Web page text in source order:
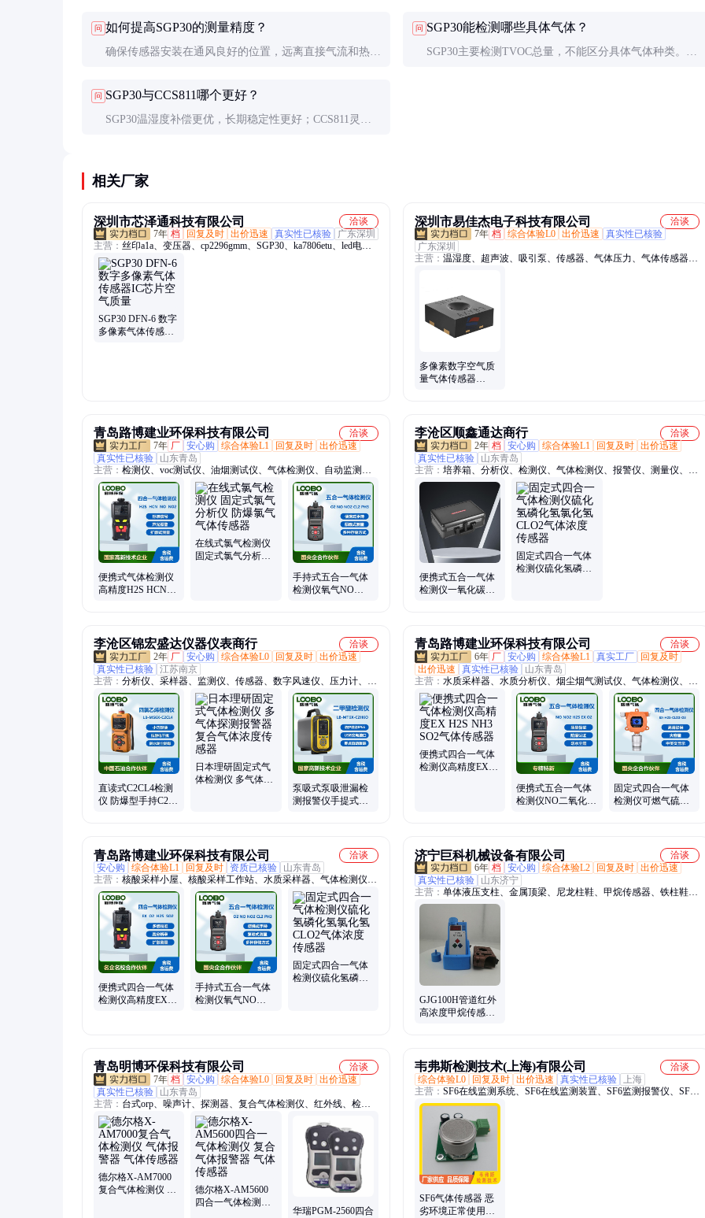
度)放在洁净空气中进行12小时的自校准。
3-5年。
问 如何提高SGP30的测量精度？
确保传感器安装在通风良好的位置，远离直接气流和热
尘积聚影响测量。
问 SGP30能检测哪些具体气体？
SGP30主要检测TVOC总量，不能区分具体气体种类。它
问 SGP30与CCS811哪个更好？
SGP30温湿度补偿更优，长期稳定性更好；CCS811灵敏
相关厂家
深圳市芯泽通科技有限公司
洽谈
7年 档 回复及时 出价迅速 真实性已核验
广东深圳
主营： 丝印a1a、变压器、cp2296gmm、SGP30、ka7806etu、led电
平、锂电池、贴片mcu、丝印g3q、bcx5616ta、ax3514asa、cbb电容、
sa7527str、tpf144-vr、wm8746eds、丝印cbz、ww1贴片、
pca9535pw、封装bga、74vhc08mx、ws05-4r2p、ssm3j09fu、
rpf09040b、贴片bga、mb15024gp、ssm3k16fv
SGP30 DFN-6 数字
多像素气体传感器
深圳市易佳杰电子科技有限公司
洽谈
7年 档 综合体验L0 出价迅速
真实性已核验
广东深圳
主营： 温湿度、超声波、吸引泵、传感器、气体压力、气体传感器、
多像素数字空气质
量气体传感器
青岛路博建业环保科技有限公司
洽谈
7年 厂 安心购 综合体验L1 回复及时 出价迅速
真实性已核验
山东青岛
主营： 检测仪、voc测试仪、油烟测试仪、气体检测仪、自动监测
仪、油烟分析仪、油烟监测仪、大气采样器、水质分析仪、烟气分析
仪、明渠流量计、水质采样器、环境检测仪
便携式气体检测仪
高精度H2S HCN
在线式氯气检测仪
固定式氯气分析仪
手持式五合一气体
检测仪氧气NO
李沧区顺鑫通达商行
洽谈
2年 档 安心购 综合体验L1 回复及时 出价迅速
真实性已核验
山东青岛
主营： 培养箱、分析仪、检测仪、气体检测仪、报警仪、测量仪、酸
度计、风速仪、蓝牙、称重系统、室内检测仪器、甲醛检测、测定
仪、声校准器、酸碱浓度计、流量计、采样器、消解器、机器人、振
动检测分析仪、测试仪、环保第三方检测、环境检测、综合采样器、
生物安全柜、浊度仪
便携式五合一气体
检测仪一氧化碳
固定式四合一气体
检测仪硫化氢磷化
李沧区锦宏盛达仪器仪表商行
洽谈
2年 厂 安心购 综合体验L0 回复及时 出价迅速
真实性已核验 江苏南京
主营： 分析仪、采样器、监测仪、传感器、数字风速仪、压力计、烟
度计、检测箱、流量计、检测仪、直读仪、速测仪、消解仪、报警
仪、测油仪、车尾检测、溶解氧仪、流量校准器、恒温加热器、水质
测定仪、表面沾污仪、细菌培养箱、生物培养箱、火焰模拟器、智能
采样仪
直读式C2CL4检测
仪 防爆型手持C2
日本理研固定式气
体检测仪 多气体探
泵吸式泵吸泄漏检
测报警仪手提式二
青岛路博建业环保科技有限公司
洽谈
6年 厂 安心购 综合体验L1 真实工厂
回复及时
出价迅速
真实性已核验
山东青岛
主营： 水质采样器、水质分析仪、烟尘烟气测试仪、气体检测仪、气
体、大气采样器、超声波明渠流量计、恒温恒湿称重系统、个人防护
包、油气回收检测仪、离心机、蓝牙、光泽度仪、负氧离子检测、摇
床、微生物快速检测、声校准器、声级计、分析仪、单人防护装备、
移动执法包、采样设备、油烟检测、水质
便携式四合一气体
检测仪高精度EX
便携式五合一气体
检测仪NO二氧化氮
固定式四合一气体
检测仪可燃气硫化
青岛路博建业环保科技有限公司
洽谈
安心购
综合体验L1 回复及时 资质已核验
山东青岛
主营： 核酸采样小屋、核酸采样工作站、水质采样器、气体检测仪、
voc气体检测仪、大气采样器、水质检测仪、激光粉尘仪、恒温恒湿
称重系统、便携式自动水质采样器、便携式明渠流量计、实验室仪器
便携式四合一气体
检测仪高精度EX
手持式五合一气体
检测仪氧气NO
固定式四合一气体
检测仪硫化氢磷化
济宁巨科机械设备有限公司
洽谈
6年 档 安心购 综合体验L2 回复及时 出价迅速
真实性已核验
山东济宁
主营： 单体液压支柱、金属顶梁、尼龙柱鞋、甲烷传感器、铁柱鞋、
气动葫芦、除铁器、防跑车装置、玻璃钢支柱、锚杆、U型钢支架、
隔爆水袋、电缆挂钩、道岔、马丽散、无压风门、防水密闭门、避难
硐室门、防火栅栏门、风筒、圆环链、三环链、连接环、阻车器、矿
车、平板车
GJG100H管道红外
高浓度甲烷传感器
青岛明博环保科技有限公司
洽谈
7年 档 安心购 综合体验L0 回复及时 出价迅速
真实性已核验
山东青岛
主营： 台式orp、噪声计、探测器、复合气体检测仪、红外线、检测
仪、声级仪、测色仪、ysi水质、采样仪、盐度仪、ph滴定仪、手持式
ph、便携式ph、ph测量仪、三目反射、ysi电导率、溶解氧仪、cod测
定仪、ysi酸度计、高压蒸汽、二氧化硅、cod消解仪、bod测定仪、电
子天平、电阻率仪
德尔格X-AM7000
复合气体检测仪 气
德尔格X-AM5600
四合一气体检测仪
华瑞PGM-2560四合
韦弗斯检测技术(上海)有限公司
洽谈
综合体验L0
回复及时 出价迅速 真实性已核验
上海
主营： SF6在线监测系统、SF6在线监测装置、SF6监测报警仪、SF6
气体回收装置、SF6气体传感器、变压器数字化油位计、变压器数字
式油位计、SF6气体检漏仪、SF6泄漏监测系统、SF6监控报警装置、
SF6监测报警系统、SF6监测报警装置、SF6密度微水监测、SF6泄漏
监控装置、SF6泄漏监测装置、SF6浓度监测装置、SF6密度继电器、
避雷器泄漏电流监测、SF6防护服
SF6气体传感器 恶
劣环境正常使用结